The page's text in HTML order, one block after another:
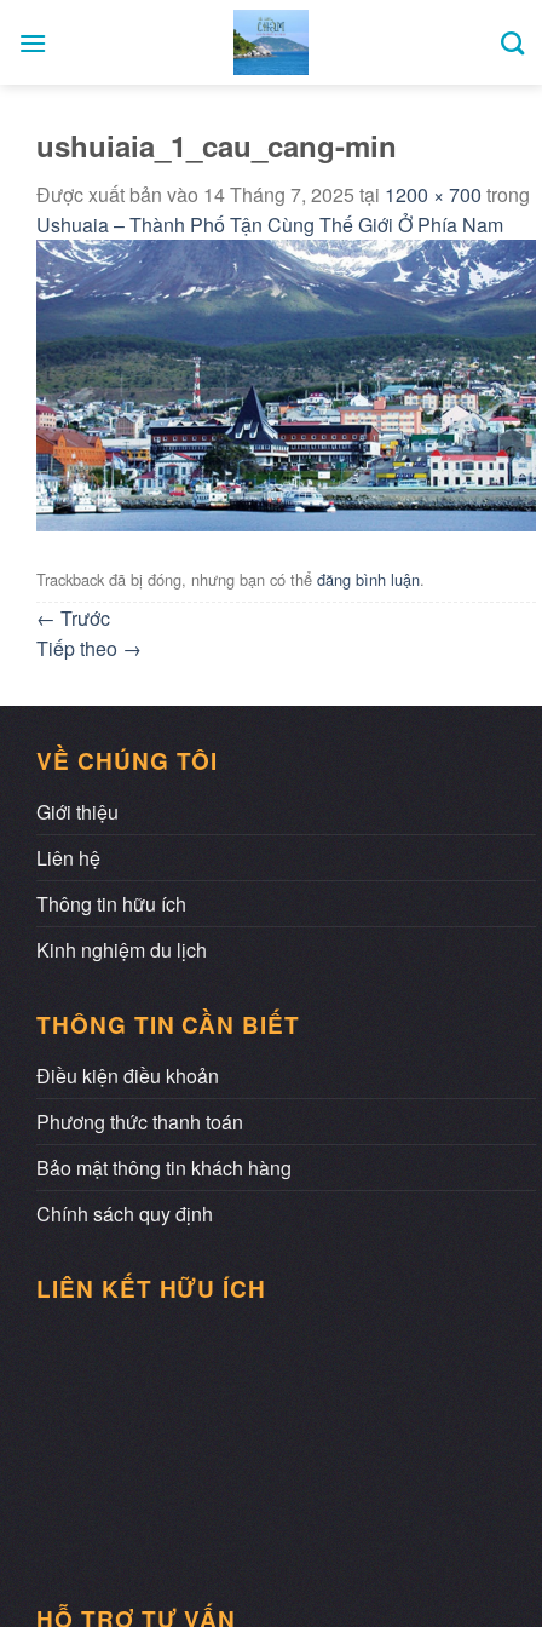
qua
ushuiaia_1_cau_cang-min
Được xuất bản vào 14 Tháng 7, 2025 tại 1200 × 700 trong
Ushuaia – Thành Phố Tận Cùng Thế Giới Ở Phía Nam
Trackback đã bị đóng, nhưng bạn có thể đăng bình luận.
← Trước
Tiếp theo →
VỀ CHÚNG TÔI
Giới thiệu
Liên hệ
Thông tin hữu ích
Kinh nghiệm du lịch
THÔNG TIN CẦN BIẾT
Điều kiện điều khoản
Phương thức thanh toán
Bảo mật thông tin khách hàng
Chính sách quy định
LIÊN KẾT HỮU ÍCH
HỖ TRỢ TƯ VẤN